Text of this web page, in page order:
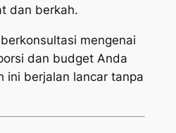
dan berkah.
mengenai
dan budget Anda
ini berjalan lancar tanpa